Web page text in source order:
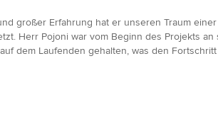
großer Erfahrung hat er unseren Traum
Herr Pojoni war vom Beginn des Projekts
dem Laufenden gehalten, was den